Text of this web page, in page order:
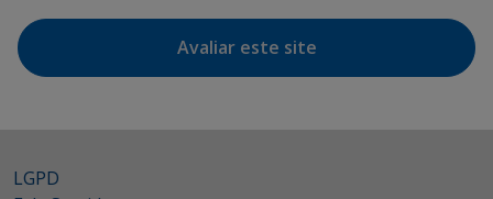
Avaliar este site
LGPD